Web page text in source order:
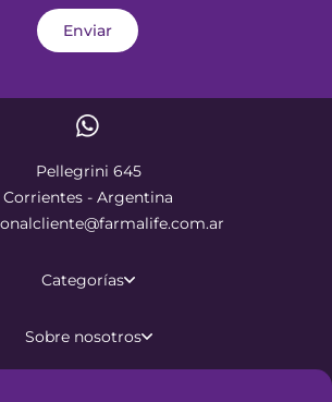
Enviar
Pellegrini 645
Corrientes - Argentina
Categorías
Sobre nosotros